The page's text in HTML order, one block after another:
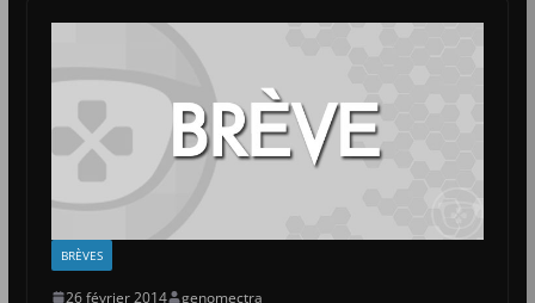
BRÈVES
26 février 2014 genomectra